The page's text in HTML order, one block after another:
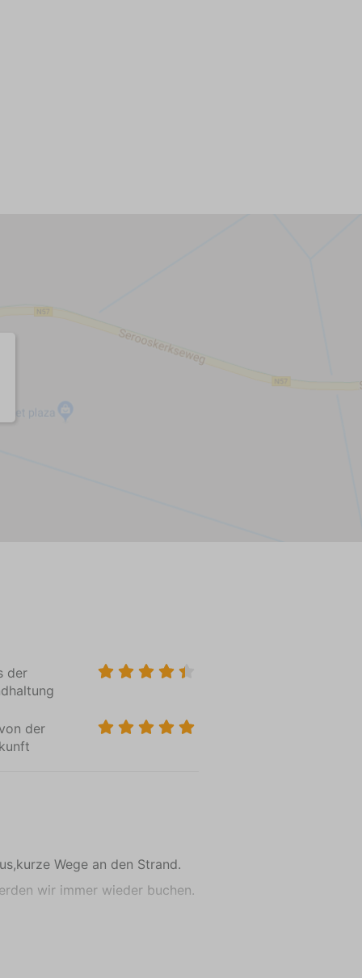
(8,9)
(2,2)
(7,9)
der
der
Wege an den Strand.
wir immer wieder buchen.